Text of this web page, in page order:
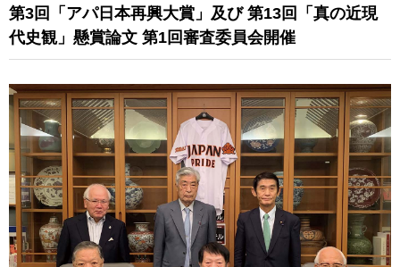
第3回「アパ日本再興大賞」及び第13回「真の近現
代史観」懸賞論文 第1回審査委員会開催